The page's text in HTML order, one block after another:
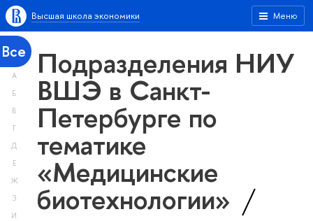
Меню
Высшая школа экономики
Все
А
Б
В
Г
Д
Е
Ж
З
И
Подразделения НИУ
ВШЭ в Санкт-
Петербурге по
тематике
«Медицинские
биотехнологии»